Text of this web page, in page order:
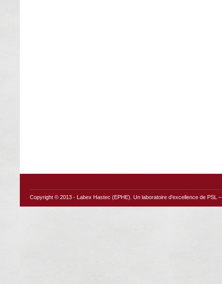
Copyright © 2013 - Labex Hastec (EPHE) . Un laboratoire d'excellence de